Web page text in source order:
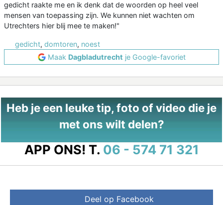
gedicht raakte me en ik denk dat de woorden op heel veel
mensen van toepassing zijn. We kunnen niet wachten om
Utrechters hier blij mee te maken!"
gedicht, domtoren, noest
Maak Dagbladutrecht je Google-favoriet
Heb je een leuke tip, foto of video die je
met ons wilt delen?
APP ONS! T. 06 - 574 71 321
Deel op Facebook